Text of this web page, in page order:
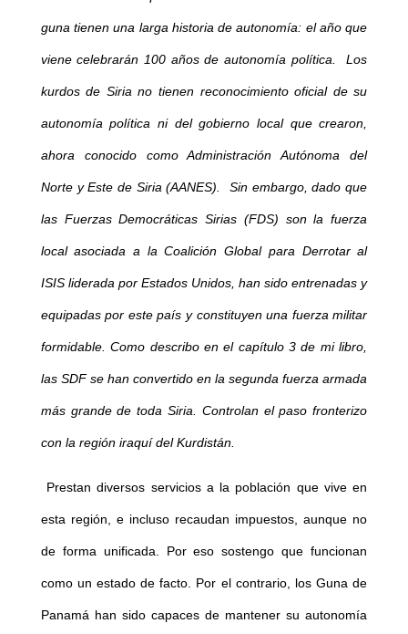
guna tienen una larga historia de autonomía: el año que
viene celebrarán 100 años de autonomía política. Los
kurdos de Siria no tienen reconocimiento oficial de su
autonomía política ni del gobierno local que crearon,
ahora conocido como Administración Autónoma del
Norte y Este de Siria (AANES). Sin embargo, dado que
las Fuerzas Democráticas Sirias (FDS) son la fuerza
local asociada a la Coalición Global para Derrotar al
ISIS liderada por Estados Unidos, han sido entrenadas y
equipadas por este país y constituyen una fuerza militar
formidable. Como describo en el capítulo 3 de mi libro,
las SDF se han convertido en la segunda fuerza armada
más grande de toda Siria. Controlan el paso fronterizo
con la región iraquí del Kurdistán.
Prestan diversos servicios a la población que vive en
esta región, e incluso recaudan impuestos, aunque no
de forma unificada. Por eso sostengo que funcionan
como un estado de facto. Por el contrario, los Guna de
Panamá han sido capaces de mantener su autonomía